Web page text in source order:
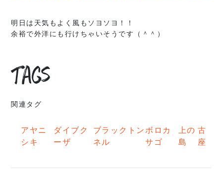
明日は天気もよく風もソヨソヨ！！
余裕で外洋にも行けちゃいそうです（＾＾）
Tags
関連タグ
アヤニ
シキ
ダイブク
ーザ
ブラックトン
ネル
ボロカ
サゴ
上の
島
古
座